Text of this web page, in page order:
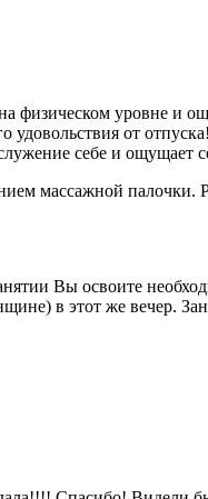
уровне и
от
себе и
массажной палочки.
Вы освоите
в этот же вечер.